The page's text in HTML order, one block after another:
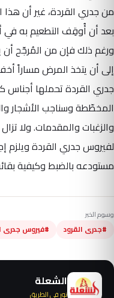
من جدري القردة، غير أن هذا
بعد أن أُوقِف التطعيم به في
ورغم ذلك فإن من المُرجّح
إلى أن يتخذ المرض مساراً
جدري القردة تحملها أجناس
المخطّطة وسناجب الأشجار
والزغبات والمقدمات. ولا
لفيروس جدري القردة ويلزم
مستودعه بالضبط وكيفية
وسوم الخبر
#جدرى القرود #فيروس جدرى
الشعلة
نور في الطريق